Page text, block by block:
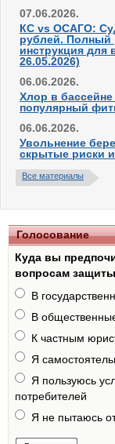
07.06.2026.
КС vs ОСАГО:
рублей. Полный
инструкция для
26.05.2026)
06.06.2026.
Хлор в
популярный
06.06.2026.
Увольнение
скрытые риски
Все материалы
Голосование
Куда вы
вопросам
В
В
К частным
Я
Я пользуюсь
потребителей
Я не пытаюсь